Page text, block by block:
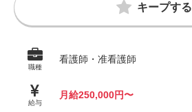
キープする
職種
看護師・准看護師
給与
月給250,000円〜